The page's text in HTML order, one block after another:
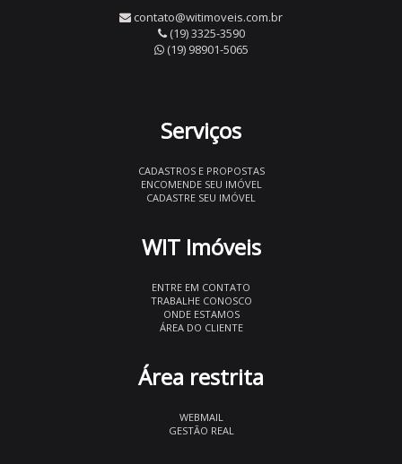
contato@witimoveis.com.br
(19) 3325-3590
(19) 98901-5065
Serviços
CADASTROS E PROPOSTAS
ENCOMENDE SEU IMÓVEL
CADASTRE SEU IMÓVEL
WIT Imóveis
ENTRE EM CONTATO
TRABALHE CONOSCO
ONDE ESTAMOS
ÁREA DO CLIENTE
Área restrita
WEBMAIL
GESTÃO REAL